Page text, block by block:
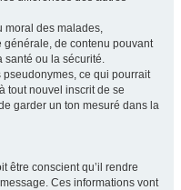
moral des malades,
générale, de contenu pouvant
santé ou la sécurité.
pseudonymes, ce qui pourrait
tout nouvel inscrit de se
garder un ton mesuré dans la
être conscient qu’il rendre
Ces informations vont